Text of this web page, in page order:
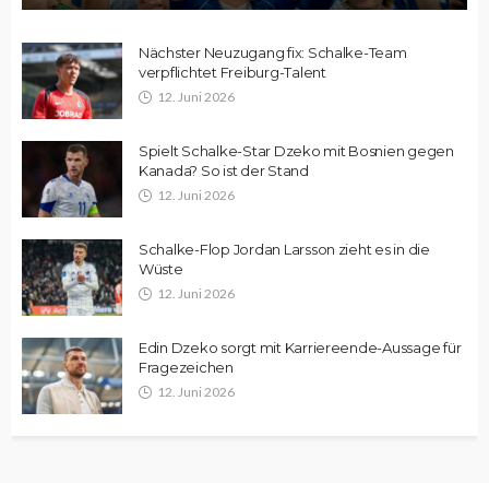
Nächster Neuzugang fix: Schalke-Team
verpflichtet Freiburg-Talent
12. Juni 2026
Spielt Schalke-Star Dzeko mit Bosnien gegen
Kanada? So ist der Stand
12. Juni 2026
Schalke-Flop Jordan Larsson zieht es in die
Wüste
12. Juni 2026
Edin Dzeko sorgt mit Karriereende-Aussage für
Fragezeichen
12. Juni 2026